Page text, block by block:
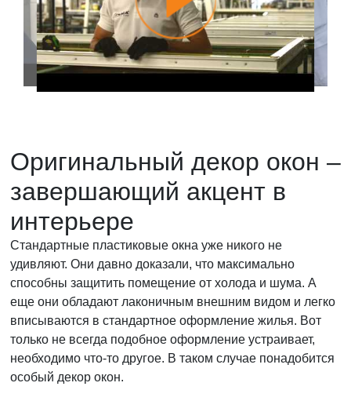
декора ПВХ-окон у наших консультантов.
Заказать
Оригинальный декор окон –
завершающий акцент в
интерьере
Стандартные пластиковые окна уже никого не
удивляют. Они давно доказали, что максимально
способны защитить помещение от холода и шума. А
еще они обладают лаконичным внешним видом и легко
вписываются в стандартное оформление жилья. Вот
только не всегда подобное оформление устраивает,
необходимо что-то другое. В таком случае понадобится
особый декор окон.